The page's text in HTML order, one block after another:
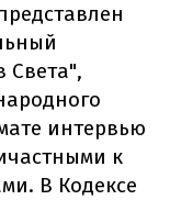
Света",
интервью
к
В Кодексе